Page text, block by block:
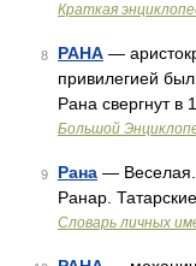
Краткая
8 РАНА —
привилегией
Рана свергнут в
Большой
9 Рана — Веселая.
Ранар.
Словарь личных